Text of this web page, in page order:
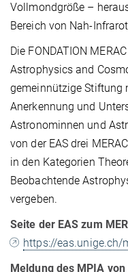
Vollmondgröße –
Bereich von Nah-
Die FONDATION
Astrophysics and
gemeinnützige Stiftung
Anerkennung und
Astronominnen und
von der EAS drei
in den Kategorien
Beobachtende
vergeben.
Seite der EAS zum
https://eas.unige.ch/
Meldung des MPIA